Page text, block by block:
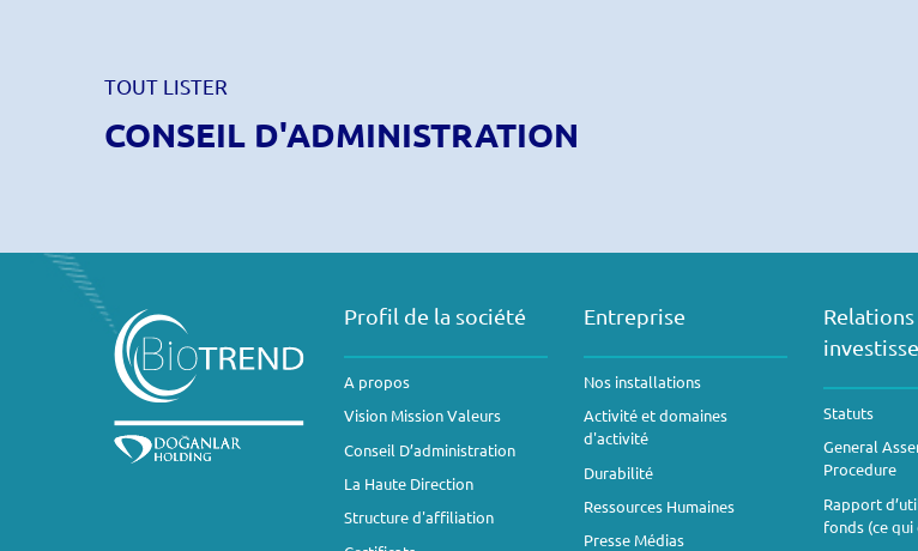
TOUT LISTER
CONSEIL D'ADMINISTRATION
Profil de la société
A propos
Vision Mission Valeurs
Conseil D’administration
La Haute Direction
Structure d'affiliation
Entreprise
Nos installations
Activité et domaines
d'activité
Durabilité
Ressources Humaines
Presse Médias
Relations
Statuts
General
Procedure
Rapport
fonds (ce